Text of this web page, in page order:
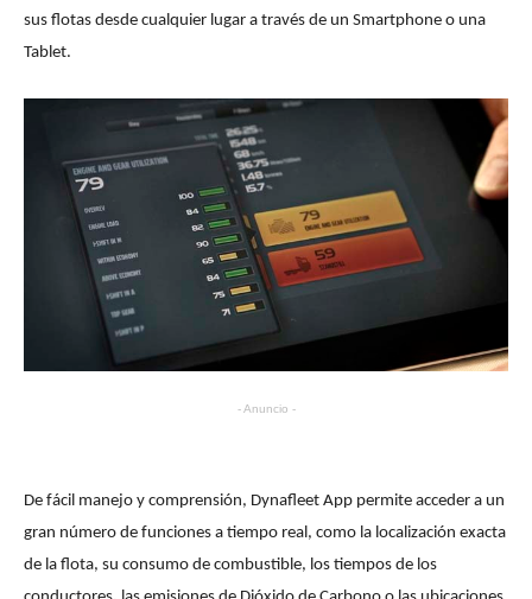
sus flotas desde cualquier lugar a través de un Smartphone o una
Tablet.
- Anuncio -
De fácil manejo y comprensión, Dynafleet App permite acceder a un
gran número de funciones a tiempo real, como la localización exacta
de la flota, su consumo de combustible, los tiempos de los